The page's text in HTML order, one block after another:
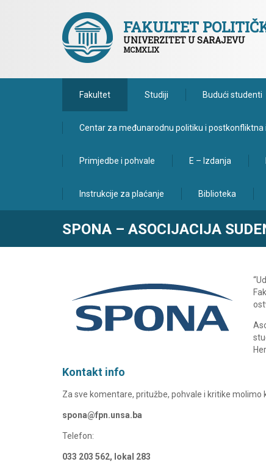
FAKULTET
UNIVERZITET U SARAJEVU
MCMXLIX
Fakultet Studiji Budući studenti
Centar za međunarodnu politiku i postkonfliktna
Primjedbe i pohvale E – Izdanja
Instrukcije za plaćanje Biblioteka
SPONA – ASOCIJACIJA
Kontakt info
Za sve komentare, pritužbe, pohvale i kritike molimo
spona@fpn.unsa.ba
Telefon:
033 203 562, lokal 283